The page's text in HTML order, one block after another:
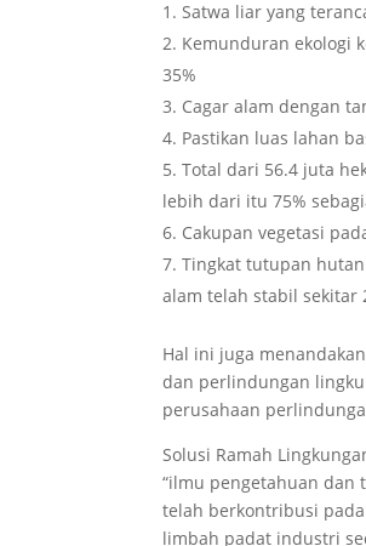
Satwa liar yang
Kemunduran ekologi
35%
Cagar alam dengan
Pastikan luas lahan
Total dari 56.4 juta
lebih dari itu 75%
Cakupan vegetasi
Tingkat tutupan
alam telah stabil sekitar
Hal ini juga
dan perlindungan
perusahaan
Solusi Ramah
“ilmu pengetahuan dan
telah berkontribusi
limbah padat industri